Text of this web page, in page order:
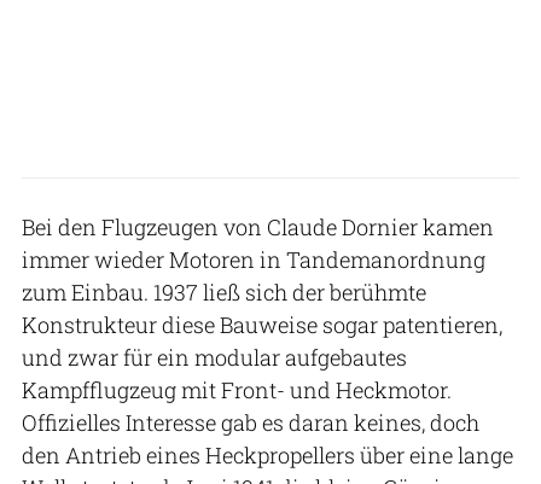
Bei den Flugzeugen von Claude Dornier kamen
immer wieder Motoren in Tandemanordnung
zum Einbau. 1937 ließ sich der berühmte
Konstrukteur diese Bauweise sogar patentieren,
und zwar für ein modular aufgebautes
Kampfflugzeug mit Front- und Heckmotor.
Offizielles Interesse gab es daran keines, doch
den Antrieb eines Heckpropellers über eine lange